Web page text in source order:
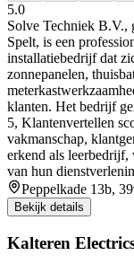
5.0
Solve Techniek B.V.,
Spelt, is een
installatiebedrijf dat
zonnepanelen,
klanten. Het bedrijf
5, Klantenvertellen
vakmanschap,
erkend als
van hun
Peppelkade 13b,
Bekijk details
Kalteren